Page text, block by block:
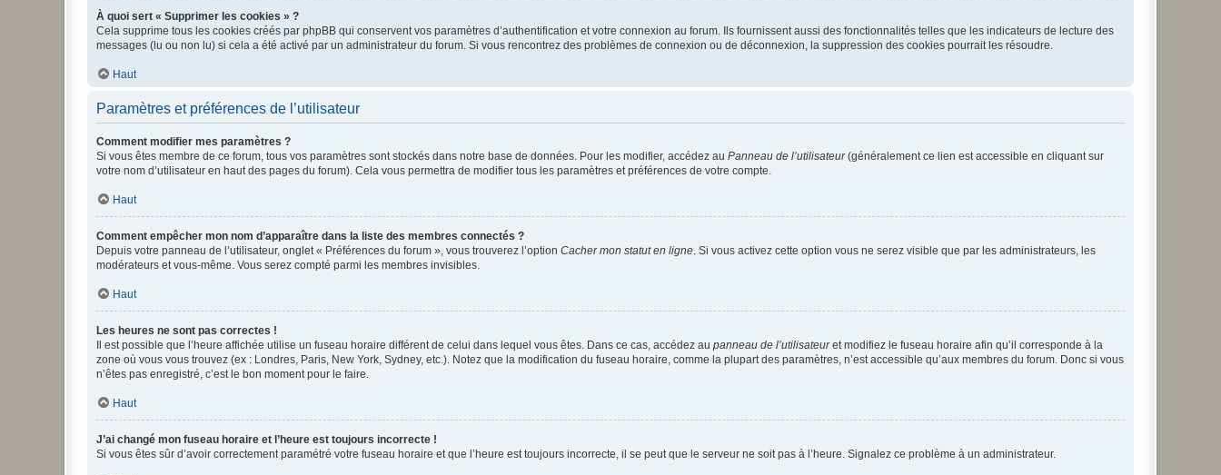
À quoi sert « Supprimer les cookies » ?
Cela supprime tous les cookies créés par phpBB qui conservent vos paramètres d’authentification et votre connexion au forum. Ils fournissent aussi des fonctionnalités telles que les indicateurs de lecture des
messages (lu ou non lu) si cela a été activé par un administrateur du forum. Si vous rencontrez des problèmes de connexion ou de déconnexion, la suppression des cookies pourrait les résoudre.
Haut
Paramètres et préférences de l’utilisateur
Comment modifier mes paramètres ?
Si vous êtes membre de ce forum, tous vos paramètres sont stockés dans notre base de données. Pour les modifier, accédez au Panneau de l’utilisateur(généralement ce lien est accessible en cliquant sur
votre nom d’utilisateur en haut des pages du forum). Cela vous permettra de modifier tous les paramètres et préférences de votre compte.
Haut
Comment empêcher mon nom d’apparaître dans la liste des membres connectés ?
Depuis votre panneau de l’utilisateur, onglet « Préférences du forum », vous trouverez l’option Cacher mon statut en ligne. Si vous activez cette option vous ne serez visible que par les administrateurs, les
modérateurs et vous-même. Vous serez compté parmi les membres invisibles.
Haut
Les heures ne sont pas correctes !
Il est possible que l’heure affichée utilise un fuseau horaire différent de celui dans lequel vous êtes. Dans ce cas, accédez au panneau de l’utilisateuret modifiez le fuseau horaire afin qu’il corresponde à la
zone où vous vous trouvez (ex : Londres, Paris, New York, Sydney, etc.). Notez que la modification du fuseau horaire, comme la plupart des paramètres, n’est accessible qu’aux membres du forum. Donc si vous
n’êtes pas enregistré, c’est le bon moment pour le faire.
Haut
J’ai changé mon fuseau horaire et l’heure est toujours incorrecte !
Si vous êtes sûr d’avoir correctement paramétré votre fuseau horaire et que l’heure est toujours incorrecte, il se peut que le serveur ne soit pas à l’heure. Signalez ce problème à un administrateur.